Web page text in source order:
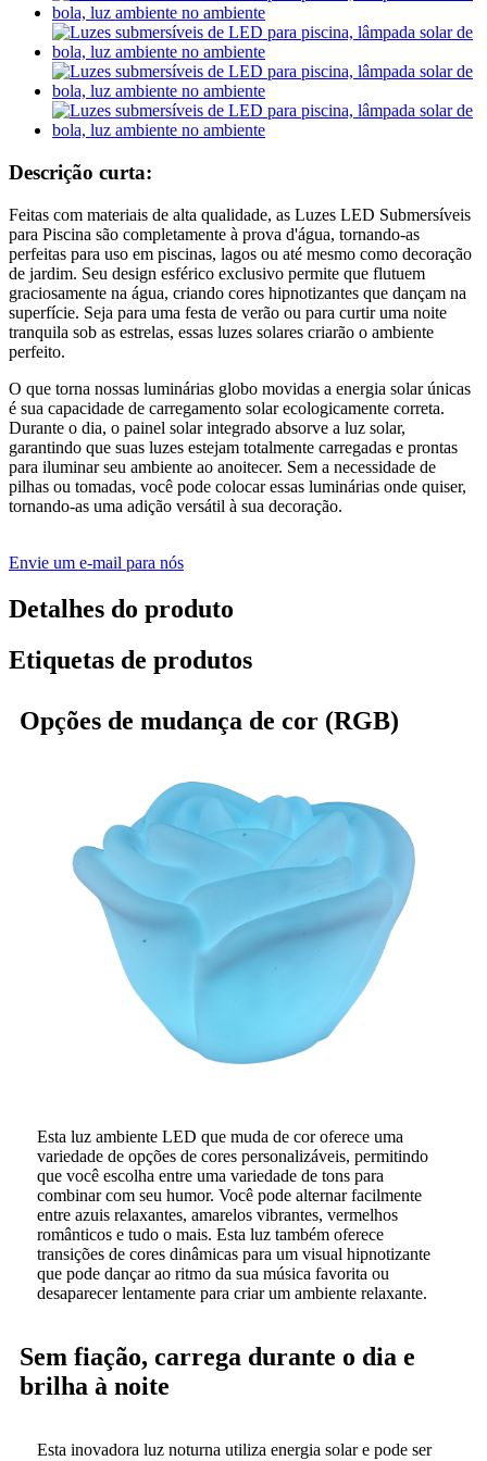
Descrição curta:
Feitas com materiais de alta qualidade, as Luzes LED Submersíveis
para Piscina são completamente à prova d'água, tornando-as
perfeitas para uso em piscinas, lagos ou até mesmo como decoração
de jardim. Seu design esférico exclusivo permite que flutuem
graciosamente na água, criando cores hipnotizantes que dançam na
superfície. Seja para uma festa de verão ou para curtir uma noite
tranquila sob as estrelas, essas luzes solares criarão o ambiente
perfeito.
O que torna nossas luminárias globo movidas a energia solar únicas
é sua capacidade de carregamento solar ecologicamente correta.
Durante o dia, o painel solar integrado absorve a luz solar,
garantindo que suas luzes estejam totalmente carregadas e prontas
para iluminar seu ambiente ao anoitecer. Sem a necessidade de
pilhas ou tomadas, você pode colocar essas luminárias onde quiser,
tornando-as uma adição versátil à sua decoração.
Envie um e-mail para nós
Detalhes do produto
Etiquetas de produtos
Opções de mudança de cor (RGB)
Esta luz ambiente LED que muda de cor oferece uma
variedade de opções de cores personalizáveis, permitindo
que você escolha entre uma variedade de tons para
combinar com seu humor. Você pode alternar facilmente
entre azuis relaxantes, amarelos vibrantes, vermelhos
românticos e tudo o mais. Esta luz também oferece
transições de cores dinâmicas para um visual hipnotizante
que pode dançar ao ritmo da sua música favorita ou
desaparecer lentamente para criar um ambiente relaxante.
Sem fiação, carrega durante o dia e
brilha à noite
Esta inovadora luz noturna utiliza energia solar e pode ser